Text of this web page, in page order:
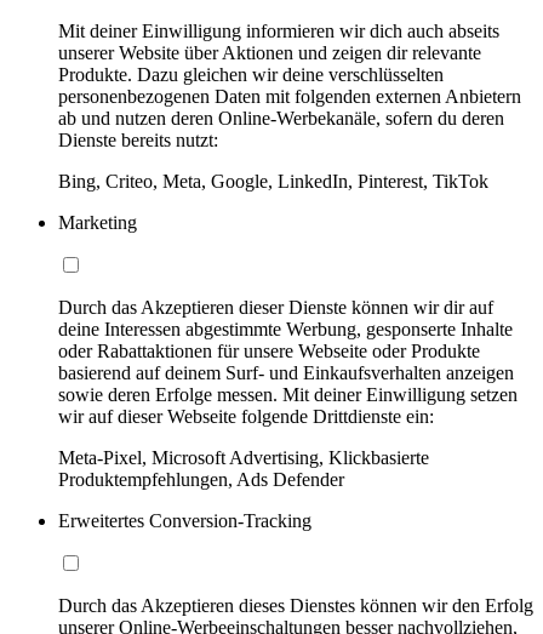
Mit deiner Einwilligung informieren wir dich auch abseits
unserer Website über Aktionen und zeigen dir relevante
Produkte. Dazu gleichen wir deine verschlüsselten
personenbezogenen Daten mit folgenden externen Anbietern
ab und nutzen deren Online-Werbekanäle, sofern du deren
Dienste bereits nutzt:
Bing, Criteo, Meta, Google, LinkedIn, Pinterest, TikTok
Marketing
Durch das Akzeptieren dieser Dienste können wir dir auf
deine Interessen abgestimmte Werbung, gesponserte Inhalte
oder Rabattaktionen für unsere Webseite oder Produkte
basierend auf deinem Surf- und Einkaufsverhalten anzeigen
sowie deren Erfolge messen. Mit deiner Einwilligung setzen
wir auf dieser Webseite folgende Drittdienste ein:
Meta-Pixel, Microsoft Advertising, Klickbasierte
Produktempfehlungen, Ads Defender
Erweitertes Conversion-Tracking
Durch das Akzeptieren dieses Dienstes können wir den Erfolg
unserer Online-Werbeeinschaltungen besser nachvollziehen,